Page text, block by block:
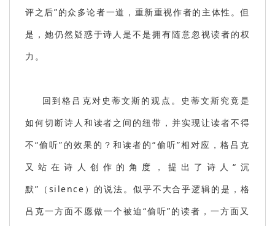
评之后”的众多论者一道，重新重视作者的主体性。但
是，她仍然疑惑于诗人是不是拥有随意忽视读者的权
力。
回到格吕克对史蒂文斯的观点。史蒂文斯究竟是
如何切断诗人和读者之间的纽带，并实现让读者不得
不“偷听”的效果的？和读者的“偷听”相对应，格吕克
又站在诗人创作的角度，提出了诗人“沉
默” （silence） 的说法。似乎不大合乎逻辑的是，格
吕克一方面不愿做一个被迫“偷听”的读者，一方面又